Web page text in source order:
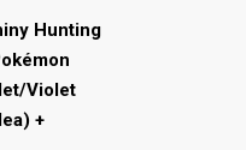
Hunting
Violet
+